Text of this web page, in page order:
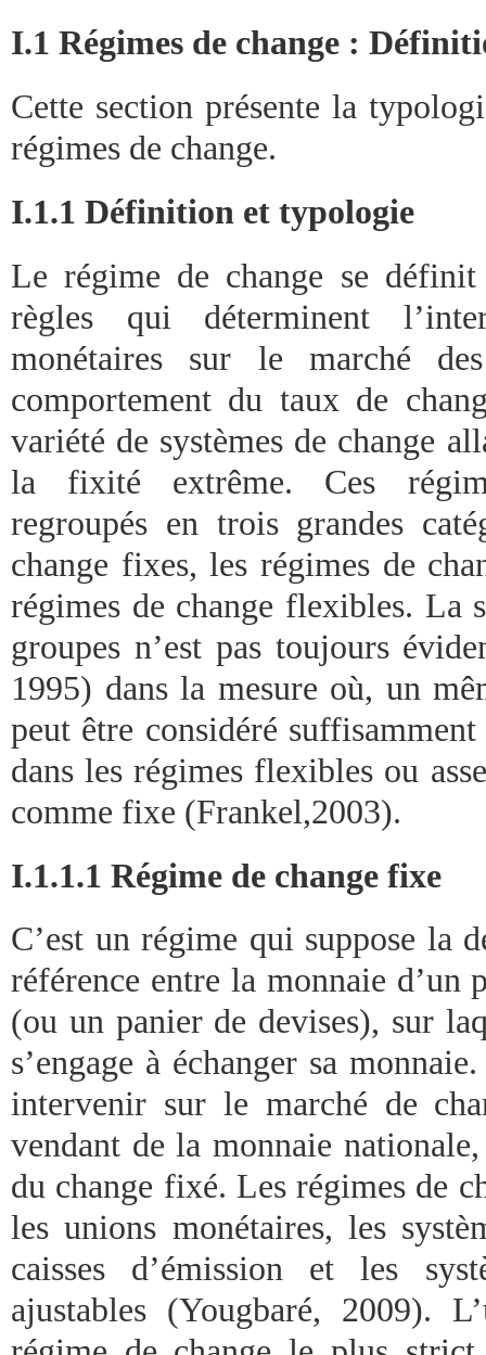
I.1 Régimes de change :
Cette section présente la
régimes de change.
I.1.1 Définition et typologie
Le régime de change se définit
règles qui déterminent
monétaires sur le marché
comportement du taux de
variété de systèmes de change
la fixité extrême. Ces
regroupés en trois grandes
change fixes, les régimes de
régimes de change flexibles. La
groupes n’est pas toujours
1995) dans la mesure où, un
peut être considéré
dans les régimes flexibles ou
comme fixe (Frankel,2003).
I.1.1.1 Régime de change fixe
C’est un régime qui suppose la
référence entre la monnaie d’un
(ou un panier de devises), sur
s’engage à échanger sa
intervenir sur le marché de
vendant de la monnaie
du change fixé. Les régimes de
les unions monétaires, les
caisses d’émission et les
ajustables (Yougbaré, 2009).